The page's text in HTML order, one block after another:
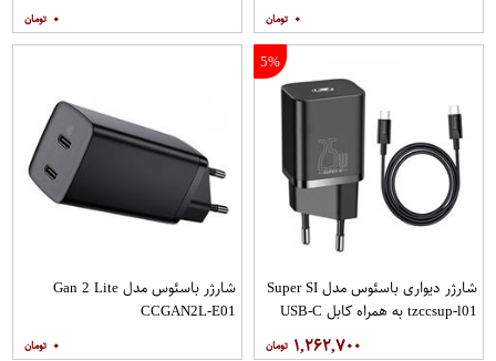
۰ ۰
5%
شارژر دیواری باسئوس مدل Super SI
tzccsup-l01 به همراه کابل USB-C
۱,۲۶۲,۷۰۰
شارژر باسئوس مدل Gan 2 Lite
CCGAN2L-E01
۰